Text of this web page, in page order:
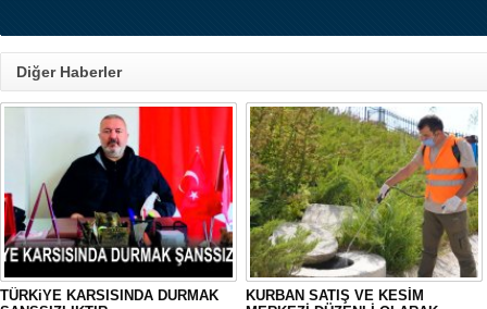
Diğer Haberler
TÜRKiYE KARSISINDA DURMAK
KURBAN SATIŞ VE KESİM